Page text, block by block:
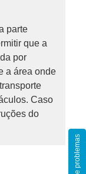
parte
que a
por
a área onde
Caso
do